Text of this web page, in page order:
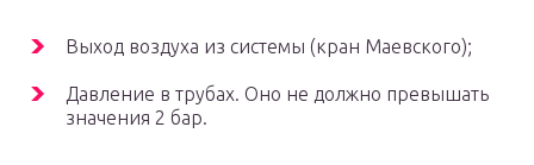
Выход воздуха из системы (кран Маевского);
Давление в трубах. Оно не должно превышать
значения 2 бар.